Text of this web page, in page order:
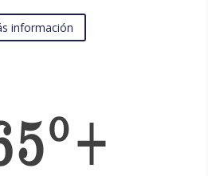
información